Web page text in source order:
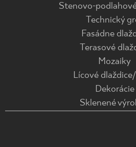
Stenovo-
Technický
Fasádne
Terasové
Mozaiky
Lícové
Dekorácie
Sklenené